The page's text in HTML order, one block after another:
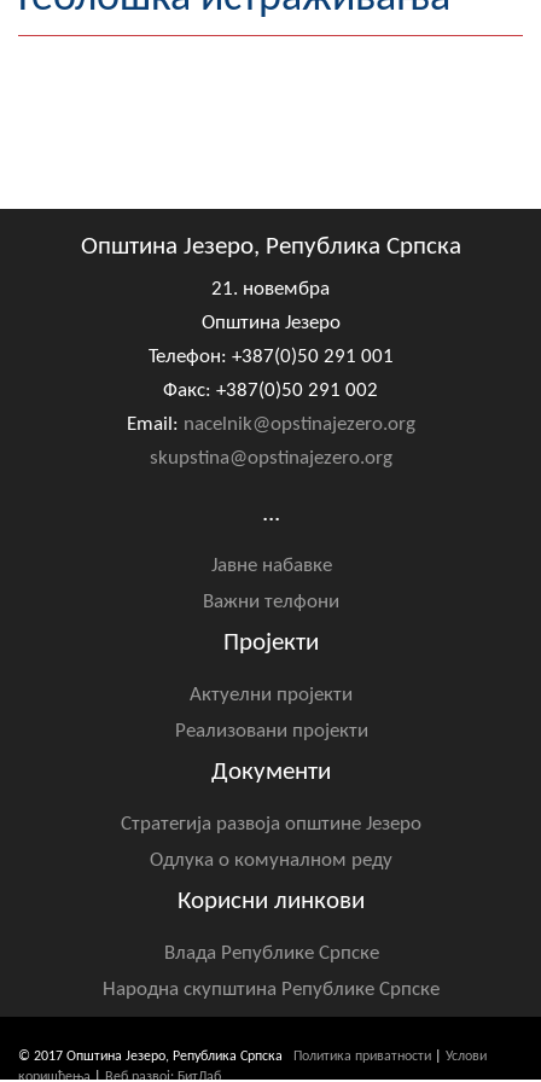
Географија
НАЧЕЛНИК
Замјеник начелника
Извјештај о раду начелника
СКУПШТИНА
Скупштинско вијеће општине језеро
ОПШТИНСКА УПРАВА
ИНФО
Вијести
Активности
Јавни позиви
Обавјештења
Заштита од пожара
Општина Језеро, Република Српска
21. новембра
Општина Језеро
Телефон: +387(0)50 291 001
Факс: +387(0)50 291 002
Email: nacelnik@opstinajezero.org
skupstina@opstinajezero.org
...
Јавне набавке
Важни телфони
Пројекти
Актуелни пројекти
Реализовани пројекти
Документи
Стратегија развоја општине Језеро
Одлука о комуналном реду
Корисни линкови
Влада Републике Српске
Народна скупштина Републике Српске
© 2017 Општина Језеро, Република Српска Политика приватности
Услови
коришћења|Веб развој: БитЛаб